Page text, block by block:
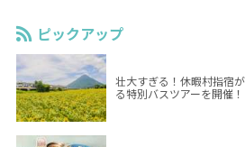
ピックアップ
壮大すぎる！休暇村指宿
る特別バスツアーを開催！